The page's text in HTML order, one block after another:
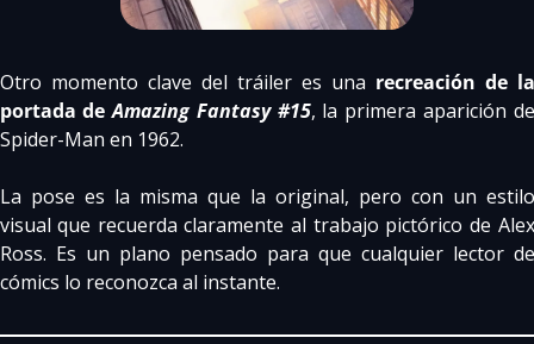
Otro momento clave del tráiler es una recreación de la
portada de Amazing Fantasy #15, la primera aparición de
Spider-Man en 1962.
La pose es la misma que la original, pero con un estilo
visual que recuerda claramente al trabajo pictórico de Alex
Ross. Es un plano pensado para que cualquier lector de
cómics lo reconozca al instante.